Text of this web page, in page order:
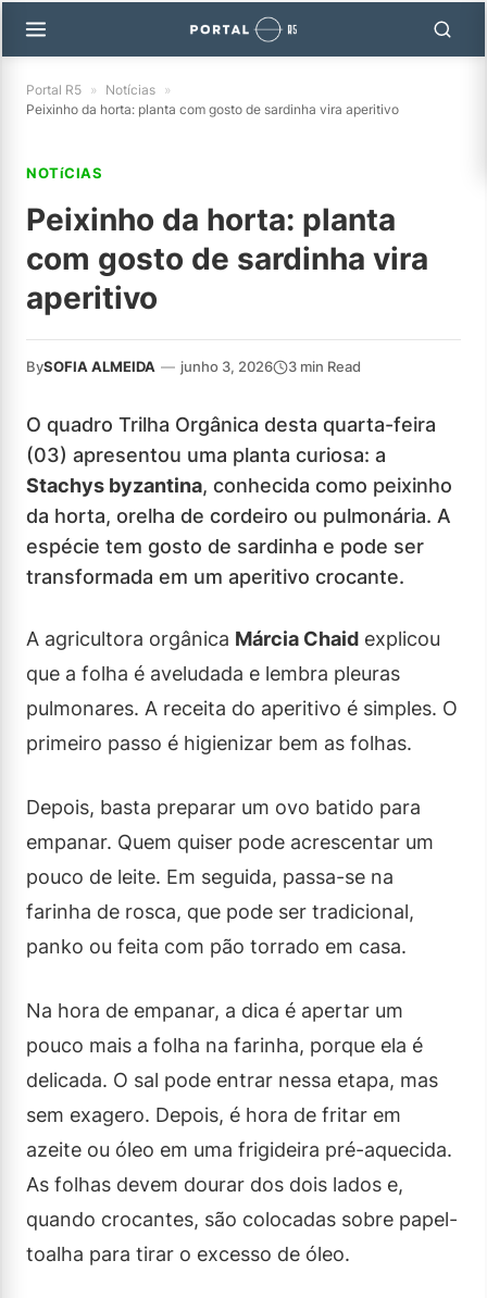
Portal R5 » Notícias »
Peixinho da horta: planta com gosto de sardinha vira aperitivo
NOTíCIAS
Peixinho da horta: planta
com gosto de sardinha vira
aperitivo
BySOFIA ALMEIDA — junho 3, 2026 3 min Read
O quadro Trilha Orgânica desta quarta-feira
(03) apresentou uma planta curiosa: a
Stachys byzantina, conhecida como peixinho
da horta, orelha de cordeiro ou pulmonária. A
espécie tem gosto de sardinha e pode ser
transformada em um aperitivo crocante.
A agricultora orgânica Márcia Chaid explicou
que a folha é aveludada e lembra pleuras
pulmonares. A receita do aperitivo é simples. O
primeiro passo é higienizar bem as folhas.
Depois, basta preparar um ovo batido para
empanar. Quem quiser pode acrescentar um
pouco de leite. Em seguida, passa-se na
farinha de rosca, que pode ser tradicional,
panko ou feita com pão torrado em casa.
Na hora de empanar, a dica é apertar um
pouco mais a folha na farinha, porque ela é
delicada. O sal pode entrar nessa etapa, mas
sem exagero. Depois, é hora de fritar em
azeite ou óleo em uma frigideira pré-aquecida.
As folhas devem dourar dos dois lados e,
quando crocantes, são colocadas sobre papel-
toalha para tirar o excesso de óleo.